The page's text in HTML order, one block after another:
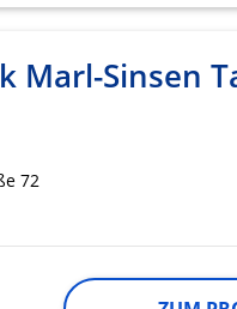
Marl-Sinsen
72